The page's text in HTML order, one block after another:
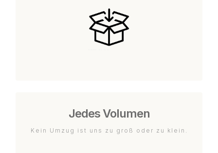
Jedes Volumen
Kein Umzug ist uns zu groß oder zu klein.